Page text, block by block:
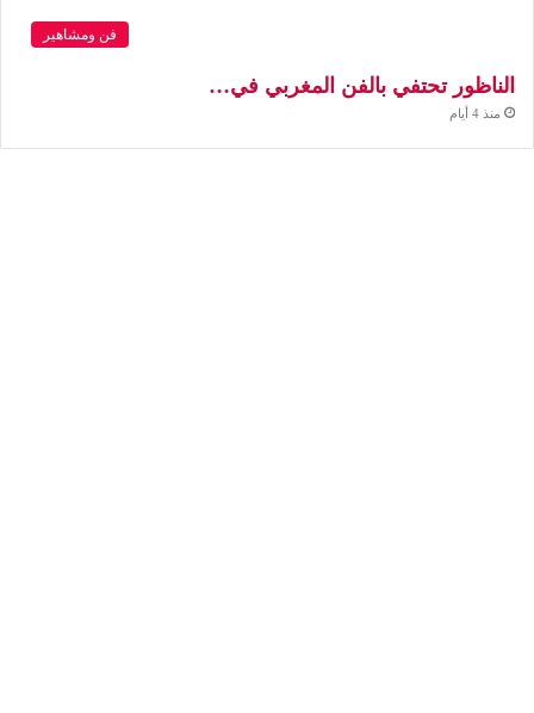
فن ومشاهير
الناظور تحتفي بالفن المغربي في…
منذ 4 أيام